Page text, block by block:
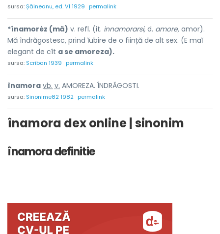
sursa:Șăineanu, ed. VI 1929 permalink
*înamoréz (mă) v. refl. (it. innamorarsi, d. amore, amor).
Mă îndrăgostesc, prind ĭubire de o ființă de alt sex. (E maĭ
elegant de cît a se amoreza).
sursa: Scriban 1939 permalink
înamora vb. v. AMOREZA. ÎNDRĂGOSTI.
sursa: Sinonime82 1982 permalink
înamora dex online | sinonim
înamora definitie